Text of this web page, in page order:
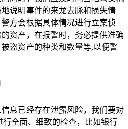
说明事件的来龙去脉和损失情
方会根据具体情况进行立案侦
资产，在报警时，务必提供准确
盗资产的种类和数量等,以便警
息已经存在泄露风险，我们要对
行全面、细致的检查，比如银行